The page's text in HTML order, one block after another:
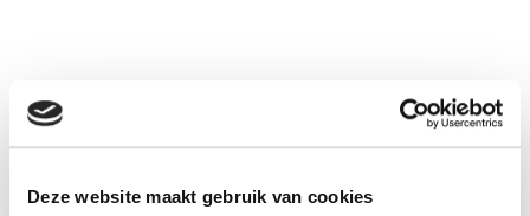
Deze website maakt gebruik van cookies